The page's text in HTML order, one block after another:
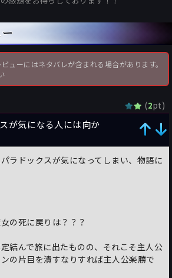
ューにはネタバレが含まれる場合があります。
(2pt)
が気になる人には向か
ラドックスが気になってしまい、物語に
の死に戻りは？？？
結んで旅に出たものの、それこそ主人公
の片目を潰すなりすれば主人公楽勝で